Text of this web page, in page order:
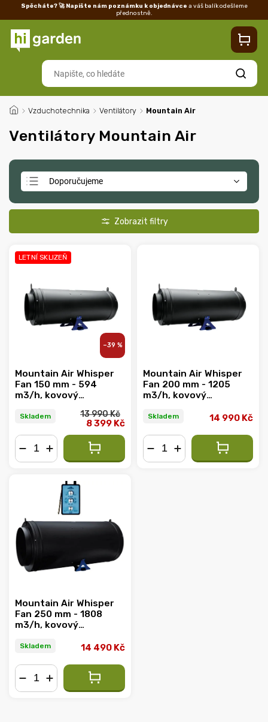
Spěcháte? 🚀 Napište nám poznámku k objednávce a váš balík odešleme
přednostně.
Vrácení/reklamace
Hledat
/ Vzduchotechnika / Ventilátory / Mountain Air
Ventilátory Mountain Air
Doporučujeme
Abecedně
LETNÍ SKLIZEŇ
–39 %
Mountain Air Whisper
Fan 150 mm - 594
m3/h, kovový
motorem
Skladem 13 990 Kč
8 399 Kč
Mountain Air Whisper
Fan 200 mm - 1205
m3/h, kovový
motorem
Skladem 14 990 Kč
Mountain Air Whisper
Fan 250 mm - 1808
m3/h, kovový
motorem
Skladem 14 490 Kč